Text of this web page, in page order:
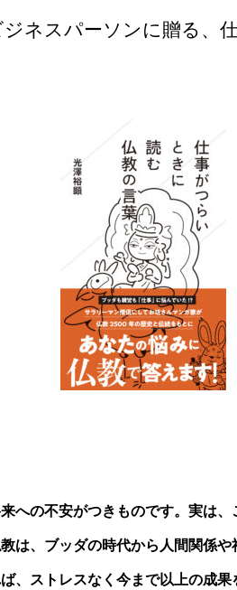
ネスパーソンに贈る、
への不安がつきものです。実は
は、ブッダの時代から人間関係
、ストレスなく今まで以上の成果